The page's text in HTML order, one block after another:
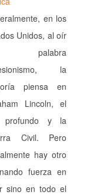
en los
Unidos, al oír
palabra
la
piensa en
Lincoln, el
profundo y la
Civil. Pero
hay otro
fuerza en
sino en todo el